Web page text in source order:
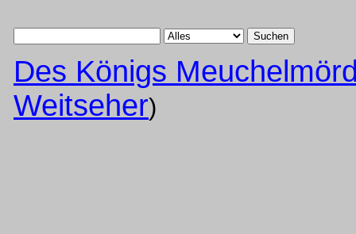
Suchen
Des Königs
Weitseher)